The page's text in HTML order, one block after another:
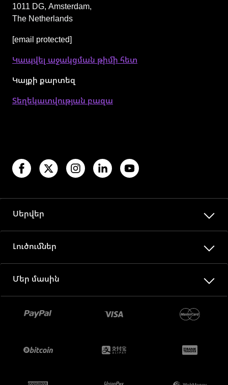
1011 DG, Amsterdam,
The Netherlands
[email protected]
Կապվել աջակցման թիմի հետ
Կայքի քարտեզ
Տեղեկատվության բազա
Սերվեր
Լուծումներ
Մեր մասին